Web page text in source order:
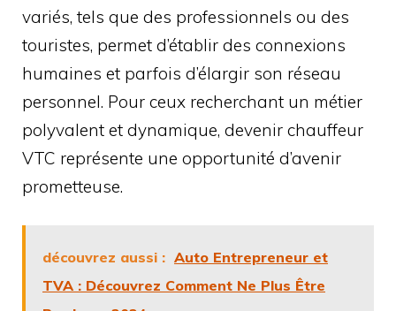
variés, tels que des professionnels ou des
touristes, permet d’établir des connexions
humaines et parfois d’élargir son réseau
personnel. Pour ceux recherchant un métier
polyvalent et dynamique, devenir chauffeur
VTC représente une opportunité d’avenir
prometteuse.
découvrez aussi : Auto Entrepreneur et
TVA : Découvrez Comment Ne Plus Être